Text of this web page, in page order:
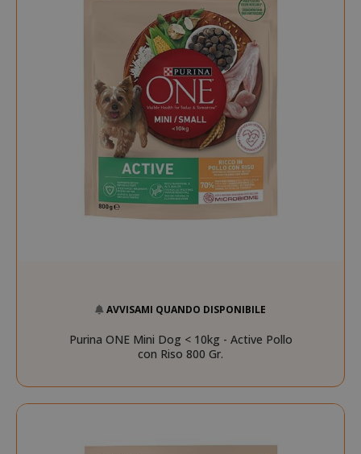
AVVISAMI QUANDO DISPONIBILE
Purina ONE Mini Dog < 10kg - Active Pollo
con Riso 800 Gr.